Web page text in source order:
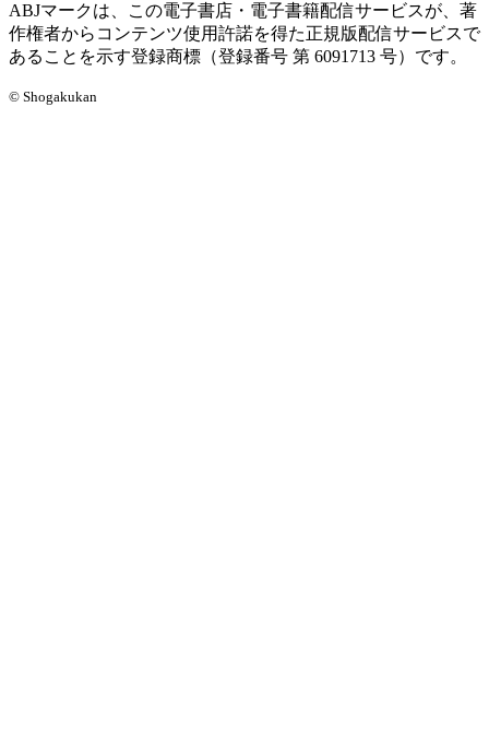
ABJマークは、この電子書店・電子書籍配信サービスが、著
作権者からコンテンツ使用許諾を得た正規版配信サービスで
あることを示す登録商標（登録番号 第 6091713 号）です。
© Shogakukan